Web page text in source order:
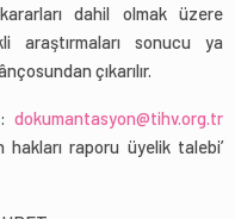
dahil olmak üzere
araştırmaları sonucu ya
çıkarılır.
dokumantasyon@tihv.org.tr
hakları raporu üyelik talebi’